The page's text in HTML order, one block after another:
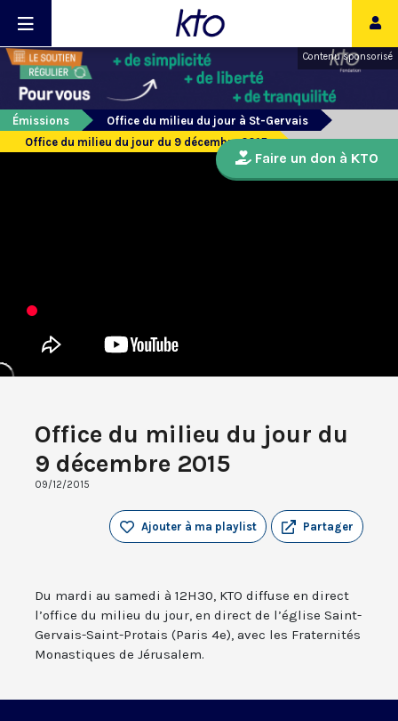
Contenu sponsorisé
Émissions
Office du milieu du jour à St-Gervais
Office du milieu du jour du 9 décembre 2015
Office du milieu du jour du
9 décembre 2015
09/12/2015
Partager
Ajouter à ma playlist
Du mardi au samedi à 12H30, KTO diffuse en direct
l’office du milieu du jour, en direct de l’église Saint-
Gervais-Saint-Protais (Paris 4e), avec les Fraternités
Monastiques de Jérusalem.
Faire un don à KTO